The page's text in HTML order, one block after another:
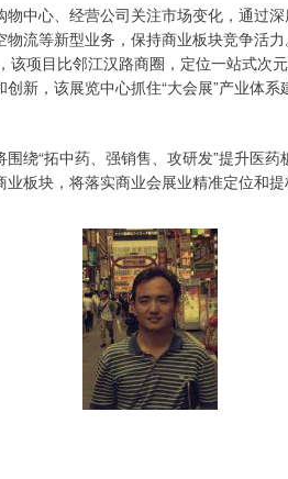
中心、经营公司关注市场变化，通过
流等新型业务，保持商业板块竞争活
项目比邻江汉路商圈，定位一站式次
新，该展览中心抓住“大会展”产业体
绕“拓中药、强销售、攻研发”提升医
板块，将落实商业会展业精准定位和